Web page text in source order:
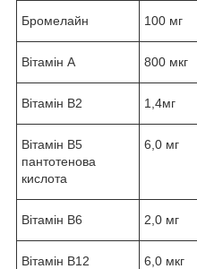
Бромелайн 100 мг
Вітамін А 800 мкг
Вітамін В2 1,4мг
Вітамін В5
пантотенова
кислота
6,0 мг
Вітамін В6 2,0 мг
Вітамін В12 6,0 мкг